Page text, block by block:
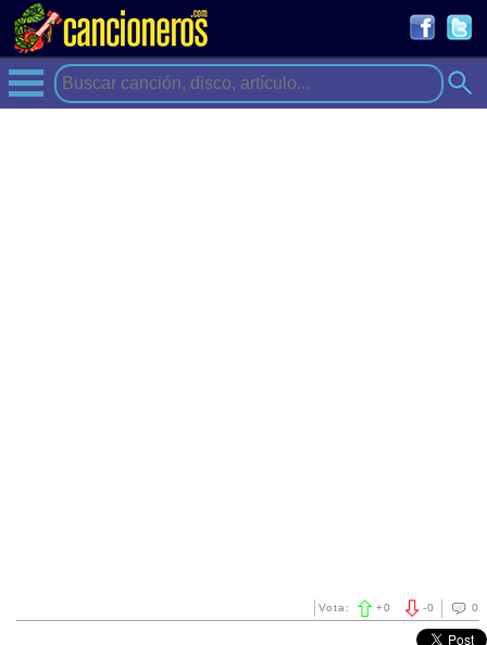
0
-0
Vota: +0